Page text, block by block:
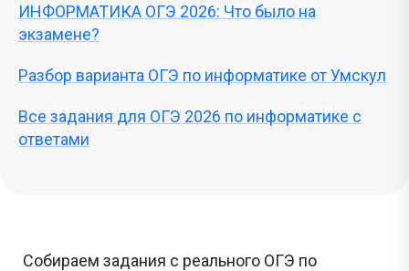
ИНФОРМАТИКА ОГЭ 2026: Что было на
экзамене?
Разбор варианта ОГЭ по информатике от Умскул
Все задания для ОГЭ 2026 по информатике с
ответами
Собираем задания с реального ОГЭ по